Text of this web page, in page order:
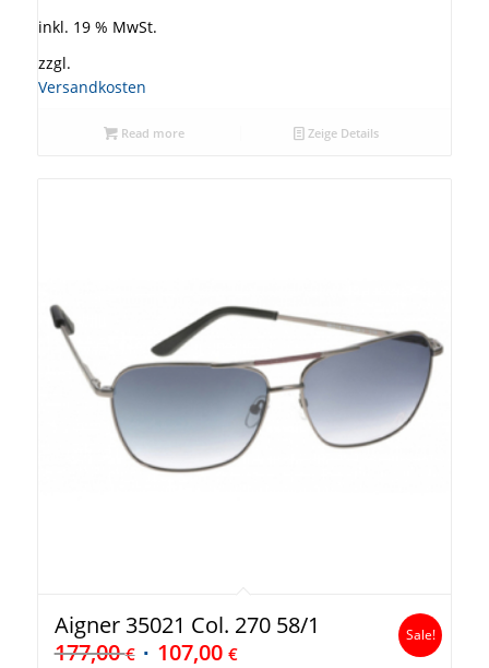
inkl. 19 % MwSt.
zzgl.
Versandkosten
Read more Zeige Details
Aigner 35021 Col. 270 58/1
177,00€ 107,00 €
Sale!